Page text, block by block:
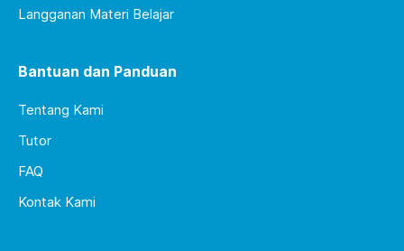
Langganan Materi Belajar
Bantuan dan Panduan
Tentang Kami
Tutor
FAQ
Kontak Kami